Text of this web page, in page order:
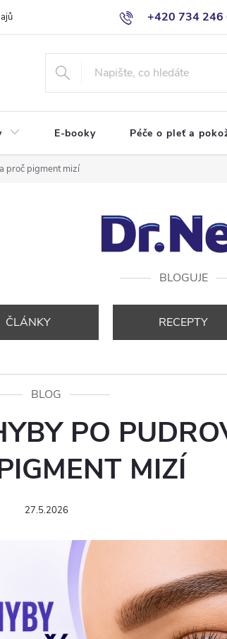
+420 734 246
E-booky Péče o pleť a
proč pigment mizí
BLOGUJE
ČLÁNKY RECEPTY
BLOG
PO
MIZÍ
27.5.2026